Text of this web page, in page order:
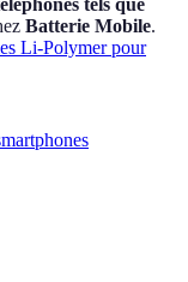
Batterie Mobile.
Li-Polymer pour